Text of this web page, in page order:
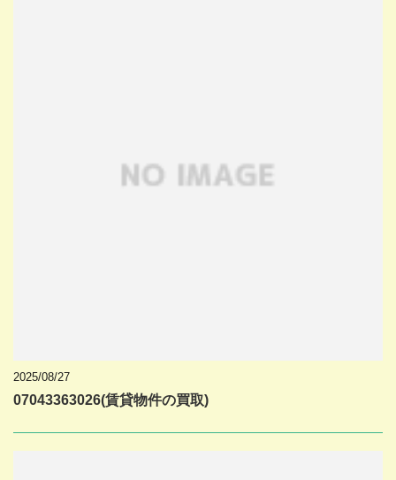
2025/08/27
07043363026(賃貸物件の買取)